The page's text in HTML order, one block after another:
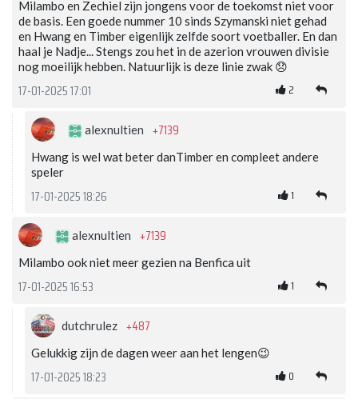
Milambo en Zechiel zijn jongens voor de toekomst niet voor
de basis. Een goede nummer 10 sinds Szymanski niet gehad
en Hwang en Timber eigenlijk zelfde soort voetballer. En dan
haal je Nadje... Stengs zou het in de azerion vrouwen divisie
nog moeilijk hebben. Natuurlijk is deze linie zwak 😞
17-01-2025 17:01 2
alexnultien +7139
Hwang is wel wat beter danTimber en compleet andere
speler
17-01-2025 18:26 1
alexnultien +7139
Milambo ook niet meer gezien na Benfica uit
17-01-2025 16:53 1
dutchrulez +487
Gelukkig zijn de dagen weer aan het lengen😉
17-01-2025 18:23 0